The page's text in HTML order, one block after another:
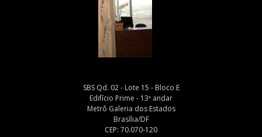
SBS Qd. 02 - Lote 15 - Bloco E
Edifício Prime - 13º andar
Metrô Galeria dos Estados
Brasília/DF
CEP: 70.070-120